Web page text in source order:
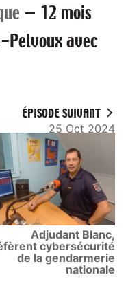
— 12 mois
Pelvoux avec
ÉPISODE SUIVANT
25 Oct 2024
Adjudant Blanc,
cybersécurité
de la gendarmerie
nationale